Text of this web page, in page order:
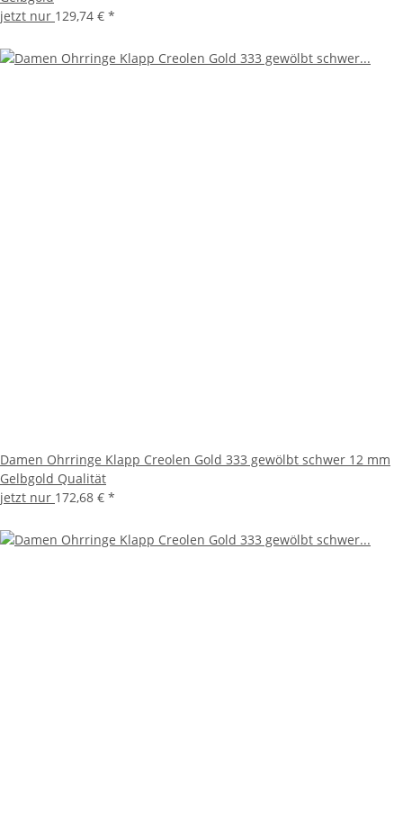
jetzt nur 129,74 € *
Damen Ohrringe Klapp Creolen Gold 333 gewölbt schwer 12 mm
Gelbgold Qualität
jetzt nur 172,68 € *